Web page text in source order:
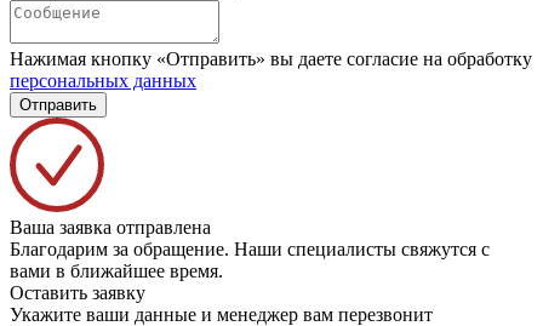
Нажимая кнопку «Отправить» вы даете согласие на обработку
персональных данных
Отправить
Ваша заявка отправлена
Благодарим за обращение. Наши специалисты свяжутся с
вами в ближайшее время.
Оставить заявку
Укажите ваши данные и менеджер вам перезвонит